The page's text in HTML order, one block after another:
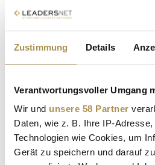
Zustimmung Details
Verantwortungsvoller Umgang
Wir und unsere 58 Partner
Daten, wie z. B. Ihre IP-
Technologien wie Cookies, um
Gerät zu speichern und darauf
Isabelle Forster zu einer radikalen
Genuss von Kuchen wollte sich
nehmen lassen, weshalb sie
einer Variante "mit viel Gemüse
Zutaten"...